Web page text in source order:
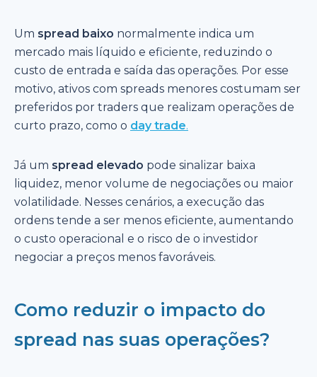
Um spread baixo normalmente indica um
mercado mais líquido e eficiente, reduzindo o
custo de entrada e saída das operações. Por esse
motivo, ativos com spreads menores costumam ser
preferidos por traders que realizam operações de
curto prazo, como o day trade.
Já um spread elevado pode sinalizar baixa
liquidez, menor volume de negociações ou maior
volatilidade. Nesses cenários, a execução das
ordens tende a ser menos eficiente, aumentando
o custo operacional e o risco de o investidor
negociar a preços menos favoráveis.
Como reduzir o impacto do
spread nas suas operações?